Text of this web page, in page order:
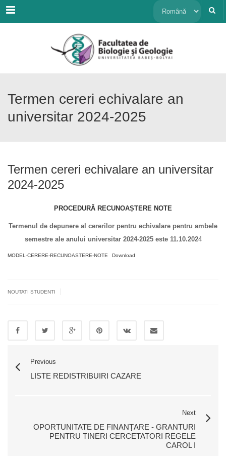
Menu Alege
limbă
Termen cereri echivalare an
universitar 2024-2025
Termen cereri echivalare an universitar
2024-2025
PROCEDURĂ RECUNOAȘTERE NOTE
Termenul de depunere al cererilor pentru echivalare pentru ambele
semestre ale anului universitar 2024-2025 este 11.10.2024
MODEL-CERERE-RECUNOASTERE-NOTE Download
NOUTATI STUDENTI
Previous
LISTE REDISTRIBUIRI CAZARE
Next
OPORTUNITATE DE FINANȚARE - GRANTURI
PENTRU TINERI CERCETATORI REGELE
CAROL I